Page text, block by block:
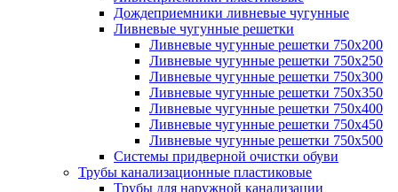
Дождеприемники ливневые чугунные
Ливневые чугунные решетки
Ливневые чугунные решетки 750х200
Ливневые чугунные решетки 750х250
Ливневые чугунные решетки 750х300
Ливневые чугунные решетки 750х350
Ливневые чугунные решетки 750х400
Ливневые чугунные решетки 750х450
Ливневые чугунные решетки 750х500
Системы придверной очистки обуви
Трубы канализационные пластиковые
Трубы для наружной канализации